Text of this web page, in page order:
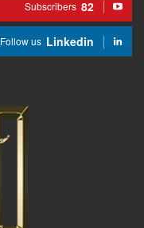
82
Subscribers
Linkedin
Follow us